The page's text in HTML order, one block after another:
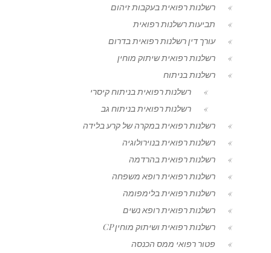
רשלנות רפואית בעקבות זיהום
תביעות רשלנות רפואית
עורך דין רשלנות רפואית בדרום
רשלנות רפואית שיתוק מוחין
רשלנות בניתוח
רשלנות רפואית בניתוח קיסרי
רשלנות רפואית בניתוח גב
רשלנות רפואית במקרה של קרע בלידה
רשלנות רפואית בנוירולוגיה
רשלנות רפואית בהרדמה
רשלנות רפואית רופא משפחה
רשלנות רפואית בלימפומה
רשלנות רפואית רופא נשים
רשלנות רפואית ושיתוק מוחין CP
פטור רפואי ממס הכנסה